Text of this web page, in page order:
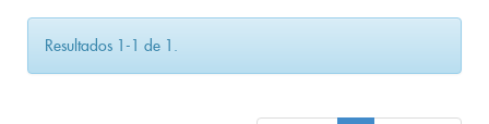
Resultados 1-1 de 1.